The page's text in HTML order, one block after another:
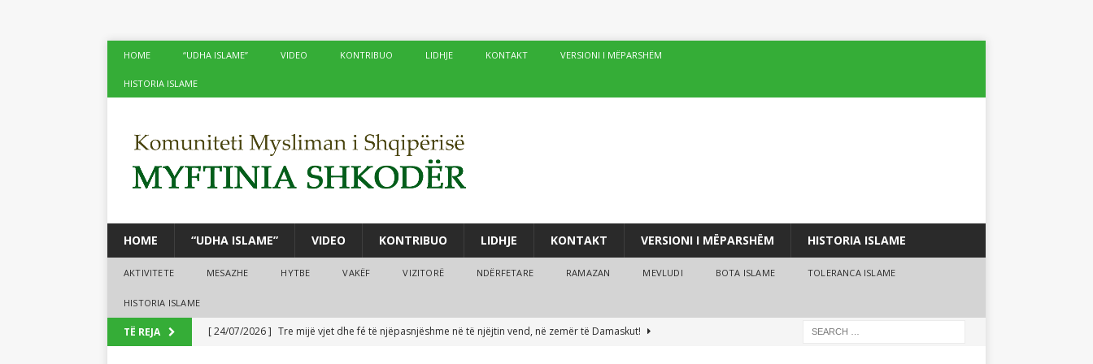
HOME “UDHA ISLAME” VIDEO KONTRIBUO LIDHJE KONTAKT VERSIONI I MËPARSHËM
HISTORIA ISLAME
HOME “UDHA ISLAME” VIDEO KONTRIBUO LIDHJE KONTAKT VERSIONI I MËPARSHËM HISTORIA ISLAME
AKTIVITETE MESAZHE HYTBE VAKËF VIZITORË NDËRFETARE RAMAZAN MEVLUDI BOTA ISLAME TOLERANCA ISLAME
HISTORIA ISLAME
TË REJA [ 24/07/2026 ] Tre mijë vjet dhe fé të njëpasnjëshme në të njëjtin vend, në zemër të Damaskut!